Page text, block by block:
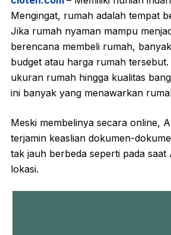
Mengingat, rumah adalah tempat
Jika rumah nyaman mampu
berencana membeli rumah,
budget atau harga rumah
ukuran rumah hingga kualitas
ini banyak yang menawarkan
Meski membelinya secara online,
terjamin keaslian dokumen-
tak jauh berbeda seperti pada
lokasi.